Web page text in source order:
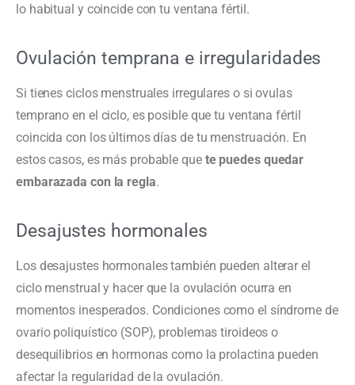
lo habitual y coincide con tu ventana fértil.
Ovulación temprana e irregularidades
Si tienes ciclos menstruales irregulares o si ovulas
temprano en el ciclo, es posible que tu ventana fértil
coincida con los últimos días de tu menstruación. En
estos casos, es más probable que te puedes quedar
embarazada con la regla.
Desajustes hormonales
Los desajustes hormonales también pueden alterar el
ciclo menstrual y hacer que la ovulación ocurra en
momentos inesperados. Condiciones como el síndrome de
ovario poliquístico (SOP), problemas tiroideos o
desequilibrios en hormonas como la prolactina pueden
afectar la regularidad de la ovulación.